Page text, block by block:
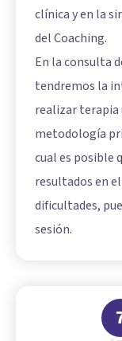
clínica y en la
del Coaching.
En la consulta
tendremos la
realizar terapia
metodología
cual es posible
resultados en
dificultades,
sesión.